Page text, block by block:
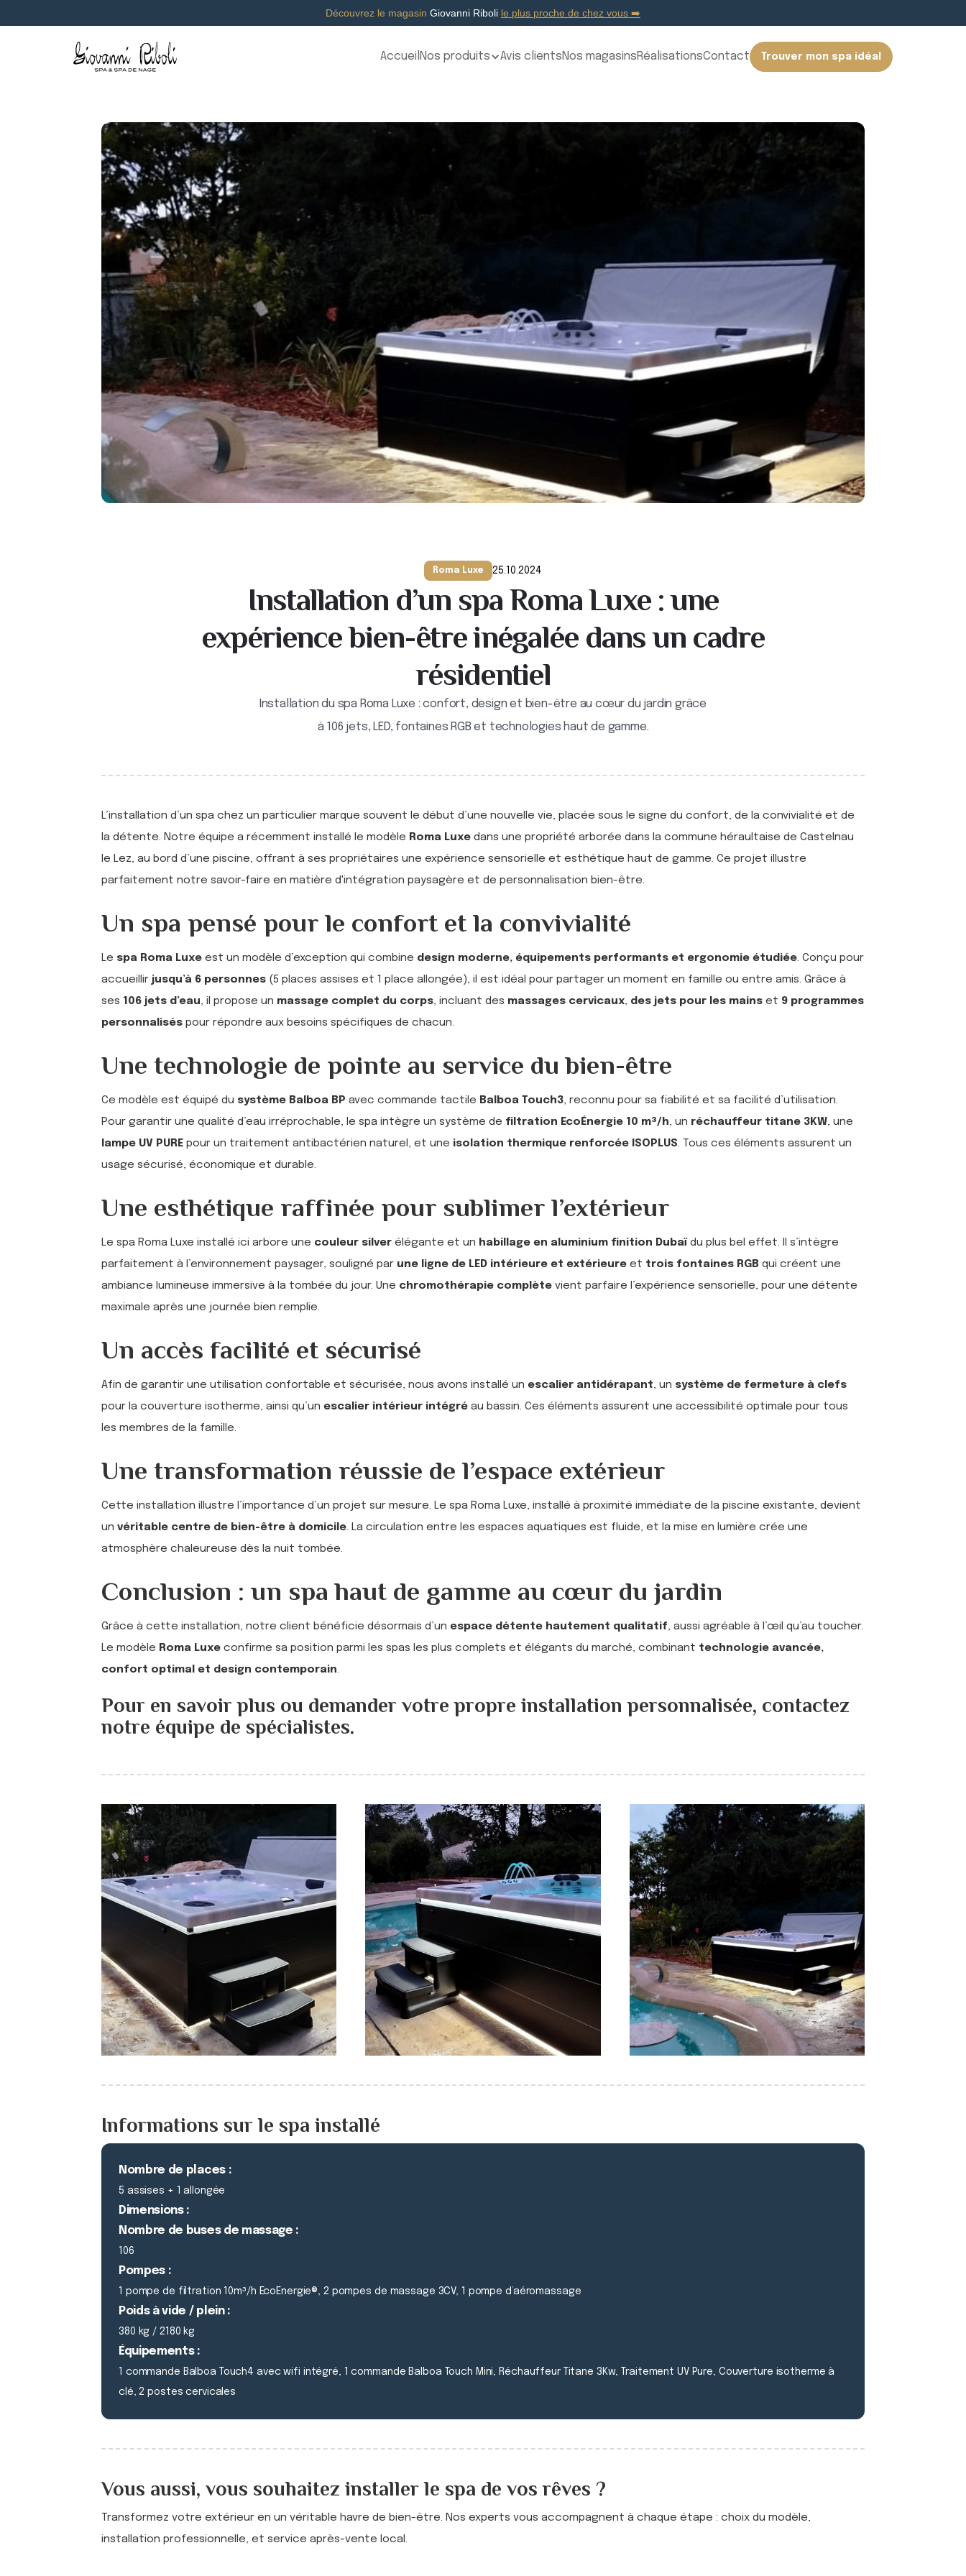
Découvrez le magasin Giovanni Riboli le plus proche de chez vous ➡️
Accueil Nos produits Avis clientsNos magasinsRéalisationsContact Trouver mon spa idéal
Roma Luxe 25.10.2024
Installation d’un spa Roma Luxe : une
expérience bien-être inégalée dans un cadre
résidentiel
Installation du spa Roma Luxe : confort, design et bien-être au cœur du jardin grâce
à 106 jets, LED, fontaines RGB et technologies haut de gamme.
L’installation d’un spa chez un particulier marque souvent le début d’une nouvelle vie, placée sous le signe du confort, de la convivialité et de
la détente. Notre équipe a récemment installé le modèle Roma Luxe dans une propriété arborée dans la commune héraultaise de Castelnau
le Lez, au bord d’une piscine, offrant à ses propriétaires une expérience sensorielle et esthétique haut de gamme. Ce projet illustre
parfaitement notre savoir-faire en matière d'intégration paysagère et de personnalisation bien-être.
Un spa pensé pour le confort et la convivialité
Le spa Roma Luxe est un modèle d’exception qui combine design moderne, équipements performants et ergonomie étudiée. Conçu pour
accueillir jusqu’à 6 personnes (5 places assises et 1 place allongée), il est idéal pour partager un moment en famille ou entre amis. Grâce à
ses 106 jets d’eau, il propose un massage complet du corps, incluant des massages cervicaux, des jets pour les mains et 9 programmes
personnalisés pour répondre aux besoins spécifiques de chacun.
Une technologie de pointe au service du bien-être
Ce modèle est équipé du système Balboa BP avec commande tactile Balboa Touch3, reconnu pour sa fiabilité et sa facilité d’utilisation.
Pour garantir une qualité d’eau irréprochable, le spa intègre un système de filtration EcoÉnergie 10 m³/h, un réchauffeur titane 3KW, une
lampe UV PURE pour un traitement antibactérien naturel, et une isolation thermique renforcée ISOPLUS. Tous ces éléments assurent un
usage sécurisé, économique et durable.
Une esthétique raffinée pour sublimer l’extérieur
Le spa Roma Luxe installé ici arbore une couleur silver élégante et un habillage en aluminium finition Dubaïdu plus bel effet. Il s’intègre
parfaitement à l’environnement paysager, souligné par une ligne de LED intérieure et extérieure et trois fontaines RGB qui créent une
ambiance lumineuse immersive à la tombée du jour. Une chromothérapie complète vient parfaire l’expérience sensorielle, pour une détente
maximale après une journée bien remplie.
Un accès facilité et sécurisé
Afin de garantir une utilisation confortable et sécurisée, nous avons installé un escalier antidérapant, un système de fermeture à clefs
pour la couverture isotherme, ainsi qu’un escalier intérieur intégré au bassin. Ces éléments assurent une accessibilité optimale pour tous
les membres de la famille.
Une transformation réussie de l’espace extérieur
Cette installation illustre l’importance d’un projet sur mesure. Le spa Roma Luxe, installé à proximité immédiate de la piscine existante, devient
un véritable centre de bien-être à domicile. La circulation entre les espaces aquatiques est fluide, et la mise en lumière crée une
atmosphère chaleureuse dès la nuit tombée.
Conclusion : un spa haut de gamme au cœur du jardin
Grâce à cette installation, notre client bénéficie désormais d’un espace détente hautement qualitatif, aussi agréable à l’œil qu’au toucher.
Le modèle Roma Luxe confirme sa position parmi les spas les plus complets et élégants du marché, combinant technologie avancée,
confort optimal et design contemporain.
Pour en savoir plus ou demander votre propre installation personnalisée, contactez
notre équipe de spécialistes.
Informations sur le spa installé
Nombre de places :
5 assises + 1 allongée
Dimensions :
Nombre de buses de massage :
106
Pompes :
1 pompe de filtration 10m³/h EcoEnergie®, 2 pompes de massage 3CV, 1 pompe d’aéromassage
Poids à vide / plein :
380 kg / 2180 kg
Équipements :
1 commande Balboa Touch4 avec wifi intégré, 1 commande Balboa Touch Mini, Réchauffeur Titane 3Kw, Traitement UV Pure, Couverture isotherme à
clé, 2 postes cervicales
Vous aussi, vous souhaitez installer le spa de vos rêves ?
Transformez votre extérieur en un véritable havre de bien-être. Nos experts vous accompagnent à chaque étape : choix du modèle,
installation professionnelle, et service après-vente local.